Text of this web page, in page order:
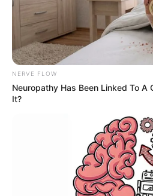
FAÇA O SEU COMENTÁRIO
FALE CONOSCO
Nome
E-mail *
NERVE FLOW
Neuropathy Has Been Linked To A
It?